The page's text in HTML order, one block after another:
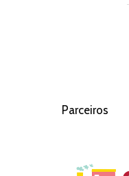
Parceiros